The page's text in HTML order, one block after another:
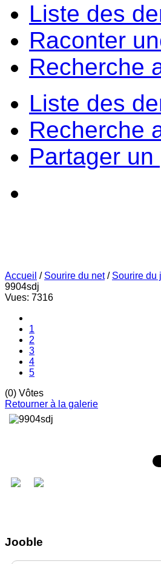
Liste des
Raconter
Recherche
Liste des
Recherche
Partager
Accueil / Sourire du net / Sourire du
9904sdj
Vues: 7316
1
2
3
4
5
(0) Vôtes
Retourner à la galerie
Jooble